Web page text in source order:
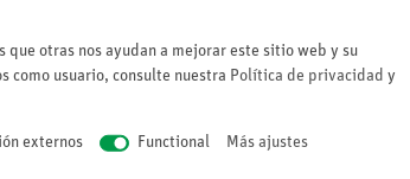
Solicitar una oferta
otras nos ayudan a mejorar este sitio web y su
como usuario, consulte nuestra Política de privacidad y
externos Functional Más ajustes